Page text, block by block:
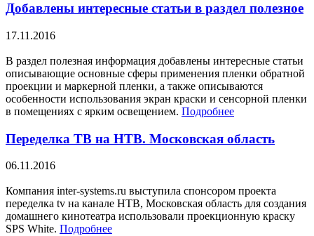
Добавлены интересные статьи в раздел полезное
17.11.2016
В раздел полезная информация добавлены интересные статьи
описывающие основные сферы применения пленки обратной
проекции и маркерной пленки, а также описываются
особенности использования экран краски и сенсорной пленки
в помещениях с ярким освещением. Подробнее
Переделка ТВ на НТВ. Московская область
06.11.2016
Компания inter-systems.ru выступила спонсором проекта
переделка tv на канале НТВ, Московская область для создания
домашнего кинотеатра использовали проекционную краску
SPS White. Подробнее